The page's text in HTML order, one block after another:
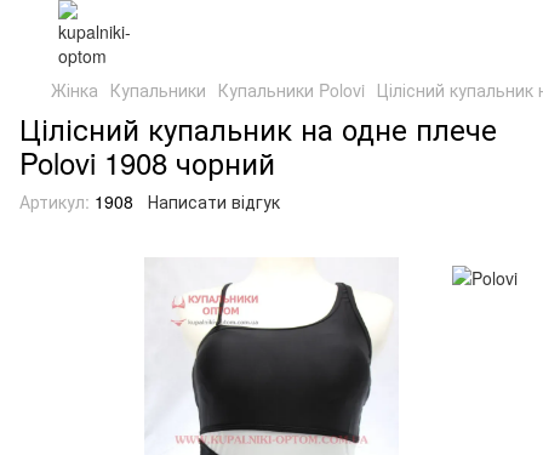
Жінка Купальники Купальники Polovi Цілісний
Цілісний купальник на одне плече
Polovi 1908 чорний
Артикул: 1908 Написати відгук